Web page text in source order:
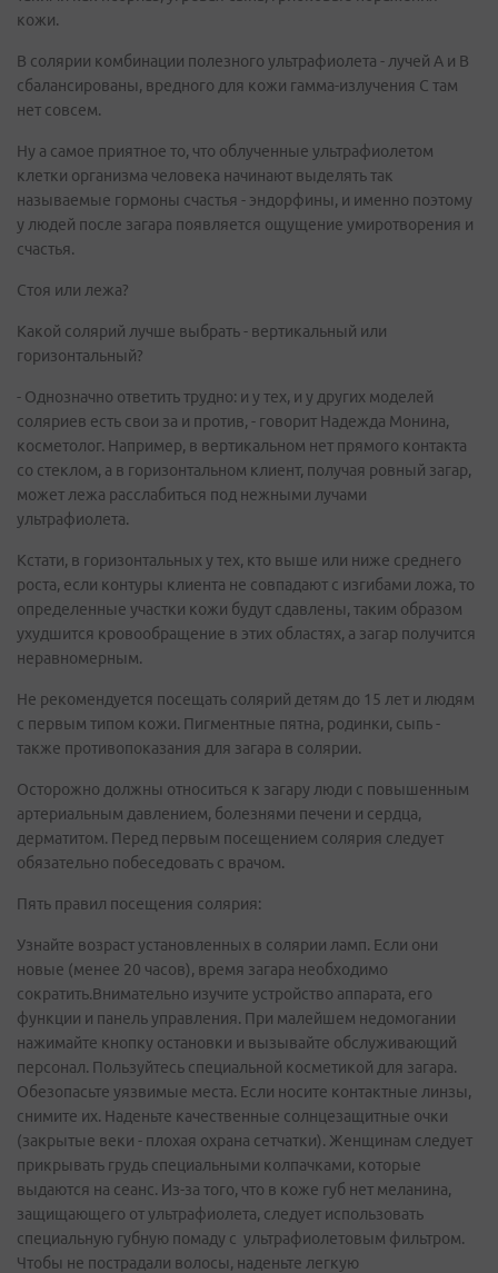
кожи.
В солярии комбинации полезного ультрафиолета - лучей А и В
сбалансированы, вредного для кожи гамма-излучения С там
нет совсем.
Ну а самое приятное то, что облученные ультрафиолетом
клетки организма человека начинают выделять так
называемые гормоны счастья - эндорфины, и именно поэтому
у людей после загара появляется ощущение умиротворения и
счастья.
Стоя или лежа?
Какой солярий лучше выбрать - вертикальный или
горизонтальный?
- Однозначно ответить трудно: и у тех, и у других моделей
соляриев есть свои за и против, - говорит Надежда Монина,
косметолог. Например, в вертикальном нет прямого контакта
со стеклом, а в горизонтальном клиент, получая ровный загар,
может лежа расслабиться под нежными лучами
ультрафиолета.
Кстати, в горизонтальных у тех, кто выше или ниже среднего
роста, если контуры клиента не совпадают с изгибами ложа, то
определенные участки кожи будут сдавлены, таким образом
ухудшится кровообращение в этих областях, а загар получится
неравномерным.
Не рекомендуется посещать солярий детям до 15 лет и людям
с первым типом кожи. Пигментные пятна, родинки, сыпь -
также противопоказания для загара в солярии.
Осторожно должны относиться к загару люди с повышенным
артериальным давлением, болезнями печени и сердца,
дерматитом. Перед первым посещением солярия следует
обязательно побеседовать с врачом.
Пять правил посещения солярия:
Узнайте возраст установленных в солярии ламп. Если они
новые (менее 20 часов), время загара необходимо
сократить.Внимательно изучите устройство аппарата, его
функции и панель управления. При малейшем недомогании
нажимайте кнопку остановки и вызывайте обслуживающий
персонал. Пользуйтесь специальной косметикой для загара.
Обезопасьте уязвимые места. Если носите контактные линзы,
снимите их. Наденьте качественные солнцезащитные очки
(закрытые веки - плохая охрана сетчатки). Женщинам следует
прикрывать грудь специальными колпачками, которые
выдаются на сеанс. Из-за того, что в коже губ нет меланина,
защищающего от ультрафиолета, следует использовать
специальную губную помаду с ультрафиолетовым фильтром.
Чтобы не пострадали волосы, наденьте легкую